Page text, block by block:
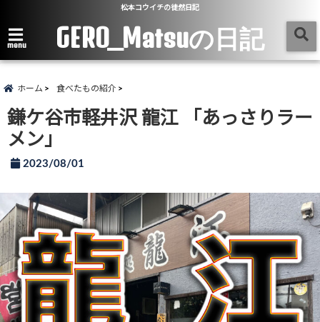
松本コウイチの徒然日記
menu GERO_Matsuの日記
ホーム 食べたもの紹介
鎌ケ谷市軽井沢 龍江 「あっさりラー
メン」
2023/08/01